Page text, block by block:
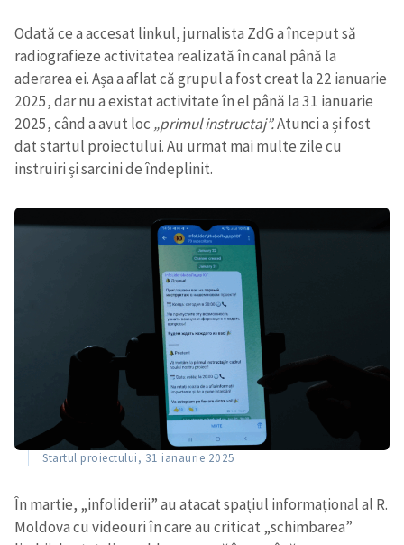
Odată ce a accesat linkul, jurnalista ZdG a început să
radiografieze activitatea realizată în canal până la
aderarea ei. Așa a aflat că grupul a fost creat la 22 ianuarie
2025, dar nu a existat activitate în el până la 31 ianuarie
2025, când a avut loc „primul instructaj”.Atunci a și fost
dat startul proiectului. Au urmat mai multe zile cu
instruiri și sarcini de îndeplinit.
Startul proiectului, 31 ianaurie 2025
În martie, „infoliderii” au atacat spațiul informațional al R.
Moldova cu videouri în care au criticat „schimbarea”
Titlu știre+ Adaugă titlu
Fotografie
+ Încarcă imagine
Link media+ Link media
Mesajul știrei
+ Mesajul știrei